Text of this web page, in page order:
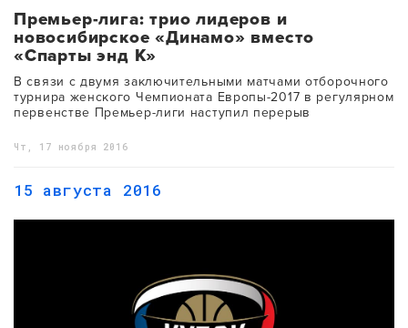
Премьер-лига: трио лидеров и
новосибирское «Динамо» вместо
«Спарты энд К»
В связи с двумя заключительными матчами отборочного
турнира женского Чемпионата Европы-2017 в регулярном
первенстве Премьер-лиги наступил перерыв
Чт, 17 ноября 2016
15 августа 2016